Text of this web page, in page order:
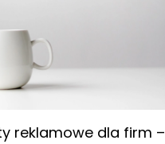
reklamowe dla firm –